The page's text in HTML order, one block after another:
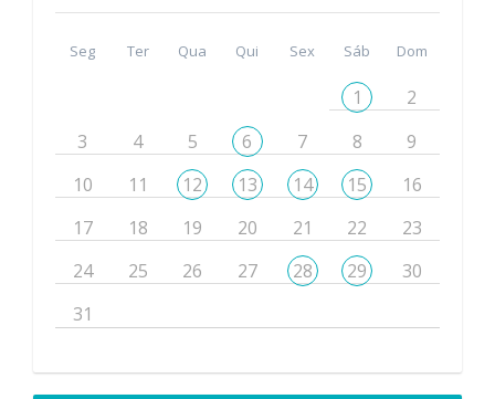
Seg Ter Qua Qui Sex Sáb Dom
1
2
3
4 5 6 7 8
9
10
11 12 13 14 15
16
17
18 19 20 21 22
23
24
25 26 27 28 29
30
31